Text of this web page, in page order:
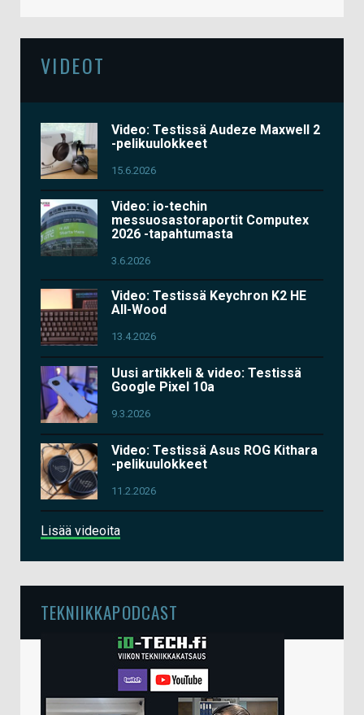
VIDEOT
Video: Testissä Audeze Maxwell 2
-pelikuulokkeet
15.6.2026
Video: io-techin
messuosastoraportit Computex
2026 -tapahtumasta
3.6.2026
Video: Testissä Keychron K2 HE
All-Wood
13.4.2026
Uusi artikkeli & video: Testissä
Google Pixel 10a
9.3.2026
Video: Testissä Asus ROG Kithara
-pelikuulokkeet
11.2.2026
Lisää videoita
TEKNIIKKAPODCAST